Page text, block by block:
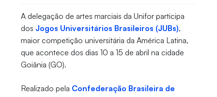
A delegação de artes marciais da Unifor participa
dos Jogos Universitários Brasileiros (JUBs),
maior competição universitária da América Latina,
que acontece dos dias 10 a 15 de abril na cidade
Goiânia (GO).
Realizado pela Confederação Brasileira de